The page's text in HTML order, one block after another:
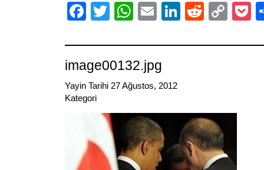
Facebook
TwitterWhatsApp
EmailLinkedIn
Reddit
image00132.jpg
Yayin Tarihi 27 Ağustos, 2012
Kategori